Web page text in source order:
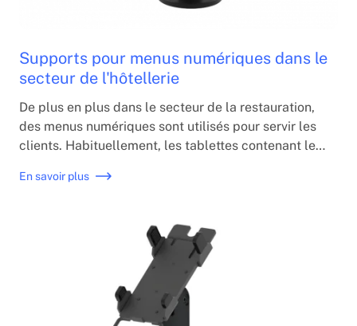
Supports pour menus numériques dans le
secteur de l'hôtellerie
De plus en plus dans le secteur de la restauration,
des menus numériques sont utilisés pour servir les
clients. Habituellement, les tablettes contenant le
passent directement leur commande. Des supports
En savoir plus